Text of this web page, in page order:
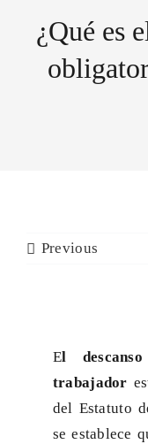
¿Qué es
Previous
El
trabajador
del Estatuto
se establece